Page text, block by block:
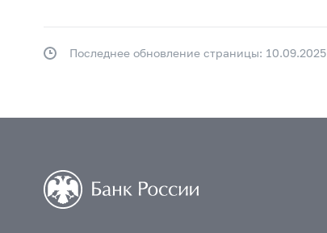
Последнее обновление страницы: 10.09.2025